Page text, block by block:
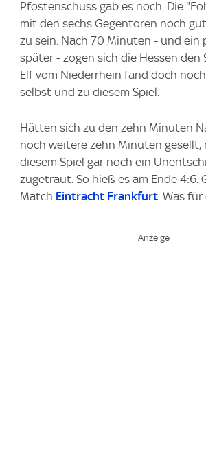
Pfostenschuss gab es noch. Die
mit den sechs Gegentoren noch
zu sein. Nach 70 Minuten - und ein
später - zogen sich die Hessen den
Elf vom Niederrhein fand doch
selbst und zu diesem Spiel.
Hätten sich zu den zehn Minuten
noch weitere zehn Minuten gesellt,
diesem Spiel gar noch ein
zugetraut. So hieß es am Ende 4:6.
Match Eintracht Frankfurt. Was für